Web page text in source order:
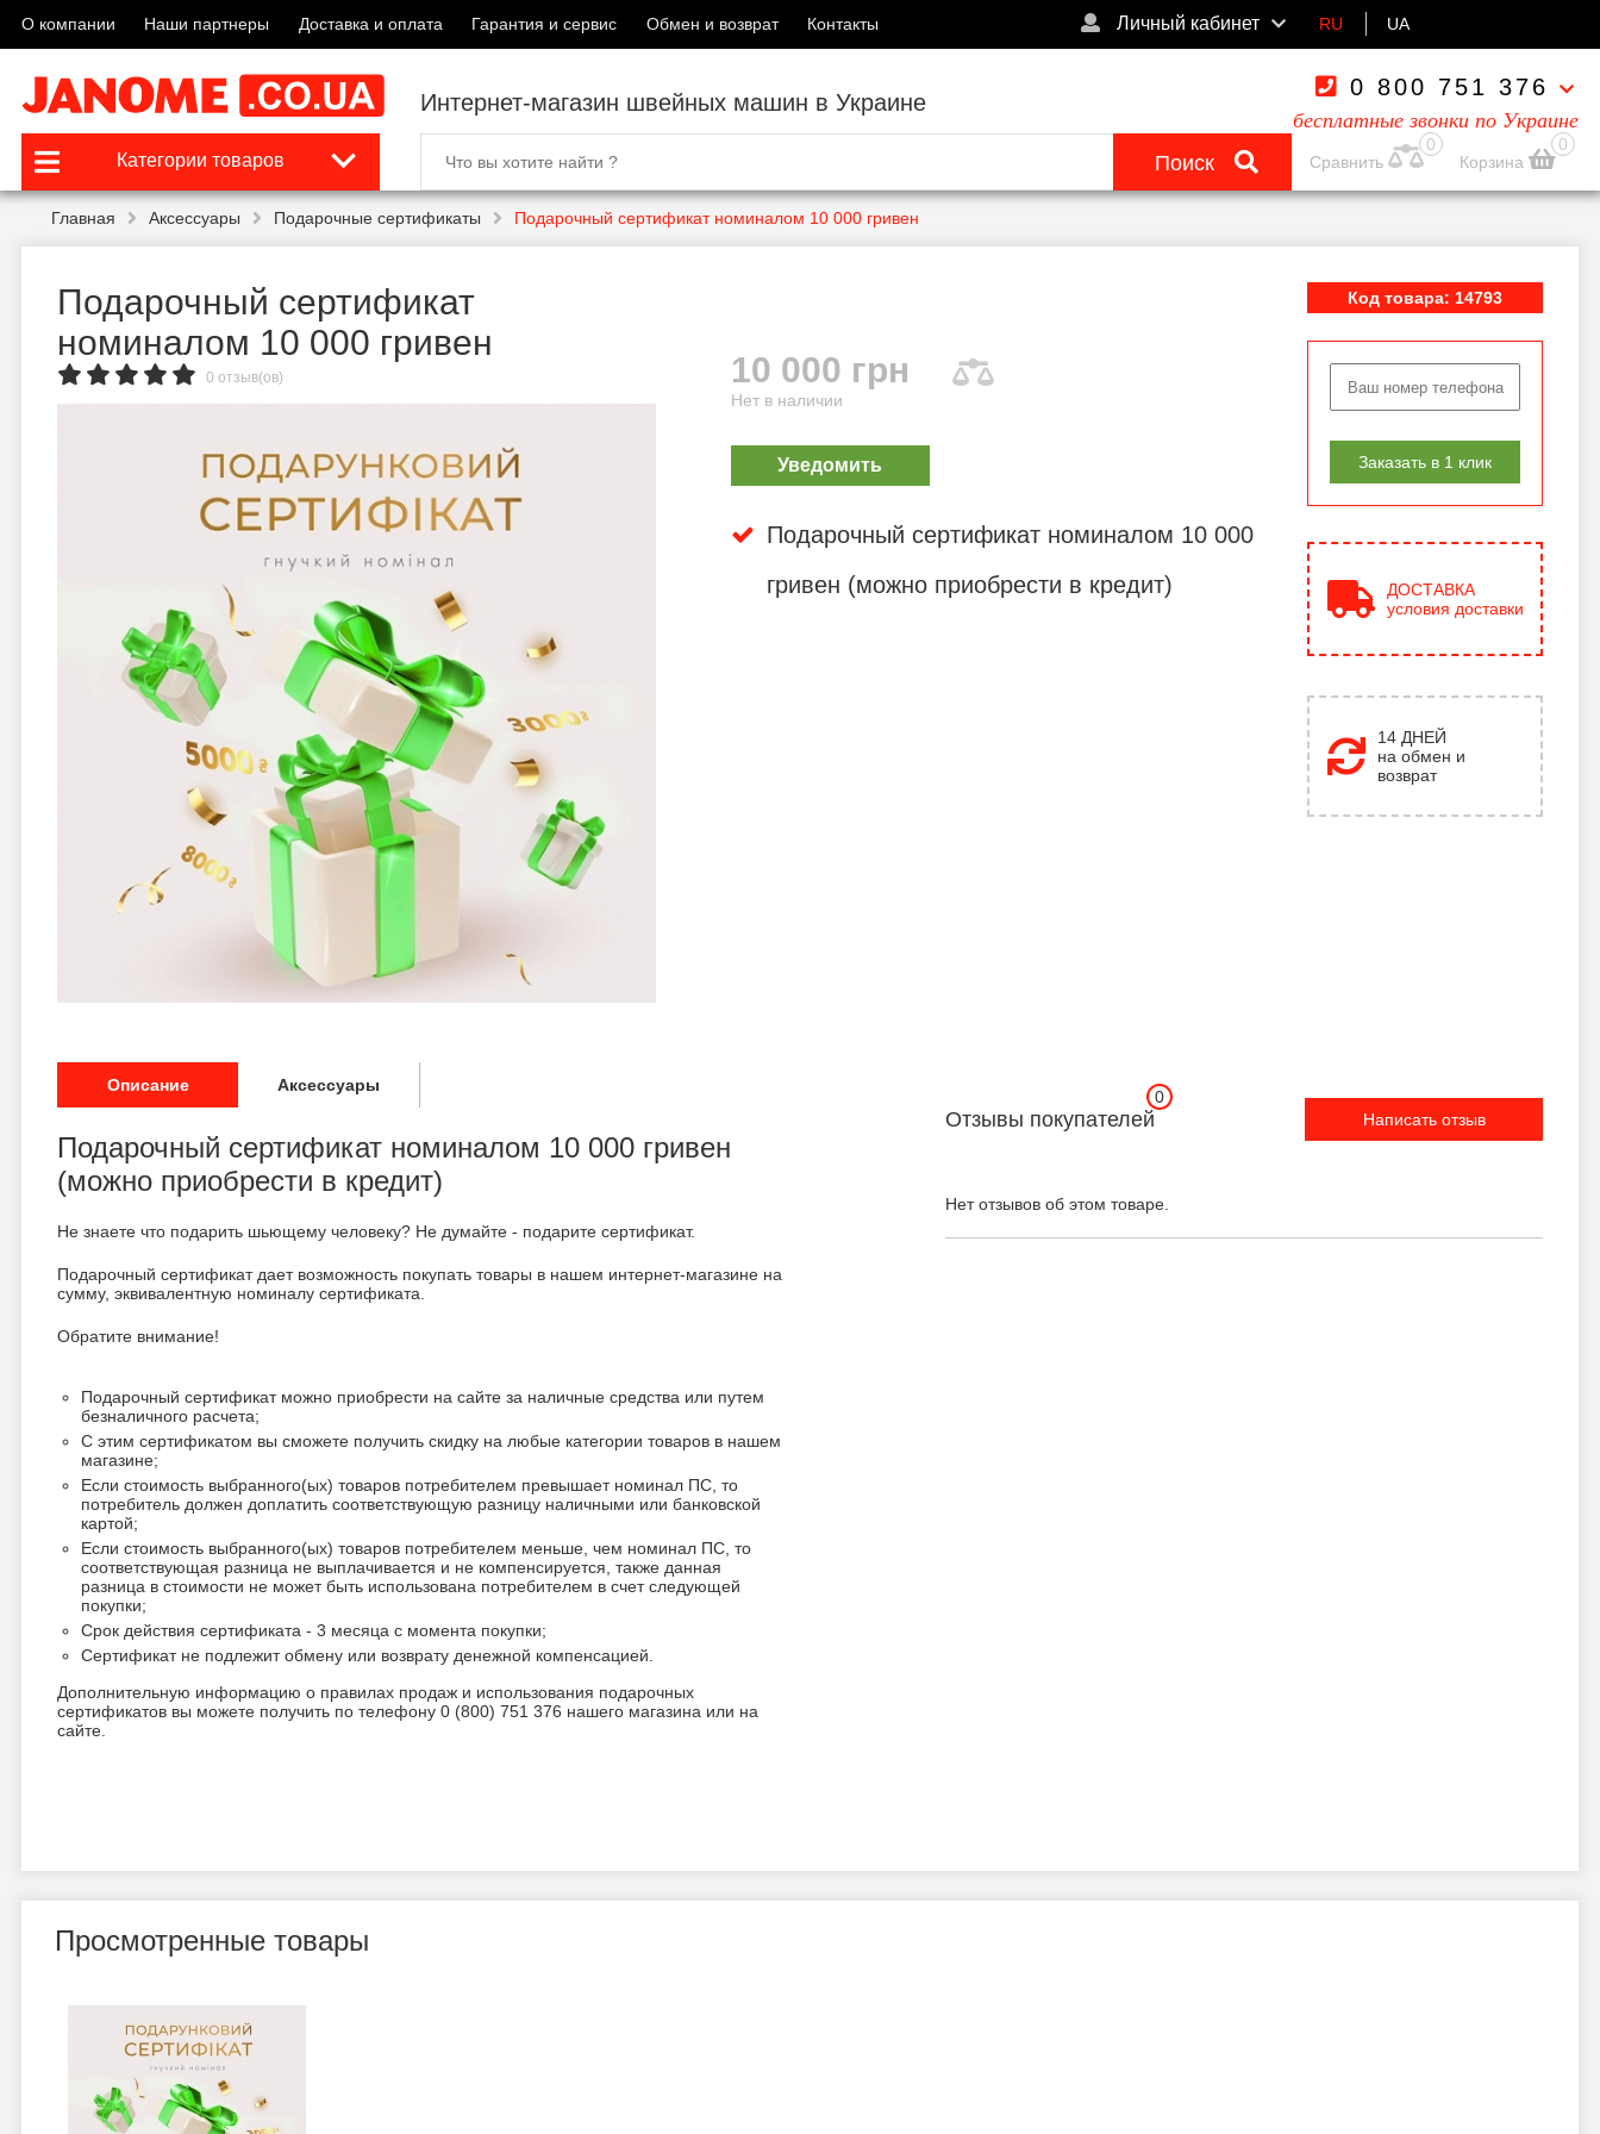
О компании Наши партнеры Доставка и оплата Гарантия и сервис Обмен и возврат Контакты Личный кабинет RU UA
Интернет-магазин швейных машин в Украине
0 800 751 376
бесплатные звонки по Украине
Категории товаров Поиск
0
Сравнить
0
Корзина
Главная Аксессуары Подарочные сертификаты Подарочный сертификат номиналом 10 000 гривен
Подарочный сертификат
номиналом 10 000 гривен
0 отзыв(ов) 10 000 грн
Нет в наличии
Уведомить
Подарочный сертификат номиналом 10 000
гривен (можно приобрести в кредит)
Код товара: 14793
Заказать в 1 клик
ДОСТАВКА
условия доставки
14 ДНЕЙ
на обмен и
возврат
Описание Аксессуары
Подарочный сертификат номиналом 10 000 гривен
(можно приобрести в кредит)
Не знаете что подарить шьющему человеку? Не думайте - подарите сертификат.
Подарочный сертификат дает возможность покупать товары в нашем интернет-магазине на
сумму, эквивалентную номиналу сертификата.
Обратите внимание!
Подарочный сертификат можно приобрести на сайте за наличные средства или путем
безналичного расчета;
С этим сертификатом вы сможете получить скидку на любые категории товаров в нашем
магазине;
Если стоимость выбранного(ых) товаров потребителем превышает номинал ПС, то
потребитель должен доплатить соответствующую разницу наличными или банковской
картой;
Если стоимость выбранного(ых) товаров потребителем меньше, чем номинал ПС, то
соответствующая разница не выплачивается и не компенсируется, также данная
разница в стоимости не может быть использована потребителем в счет следующей
покупки;
Срок действия сертификата - 3 месяца с момента покупки;
Сертификат не подлежит обмену или возврату денежной компенсацией.
Дополнительную информацию о правилах продаж и использования подарочных
сертификатов вы можете получить по телефону 0 (800) 751 376 нашего магазина или на
сайте.
Отзывы покупателей
0
Написать отзыв
Нет отзывов об этом товаре.
Просмотренные товары